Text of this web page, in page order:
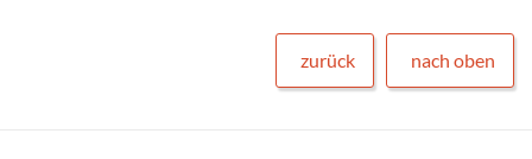
zurück nach oben